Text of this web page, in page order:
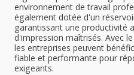
environnement de travail
également dotée d'un
garantissant une productivité
d'impression maîtrisés. Avec
les entreprises peuvent
fiable et performante pour
exigeants.